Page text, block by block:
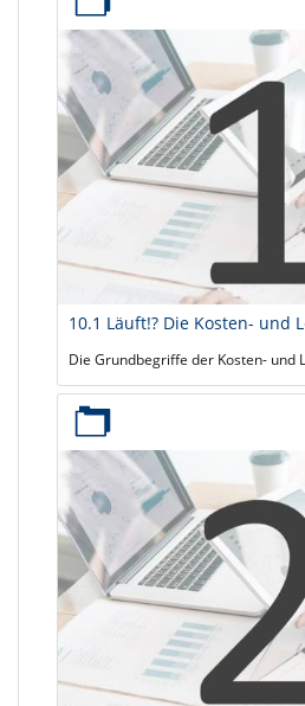
10.1 Läuft!? Die Kosten- und
Die Grundbegriffe der Kosten- und